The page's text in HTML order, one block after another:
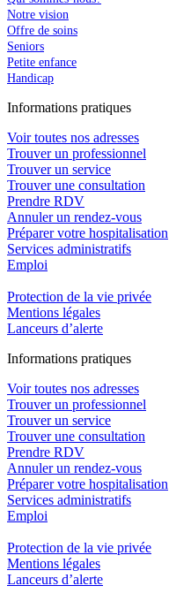
Notre vision
Offre de soins
Seniors
Petite enfance
Handicap
Informations pratiques
Voir toutes nos adresses
Trouver un professionnel
Trouver un service
Trouver une consultation
Prendre RDV
Annuler un rendez-vous
Préparer votre hospitalisation
Services administratifs
Emploi​
Protection de la vie privée
Mentions légales
Lanceurs d’alerte
Informations pratiques
Voir toutes nos adresses
Trouver un professionnel
Trouver un service
Trouver une consultation
Prendre RDV
Annuler un rendez-vous
Préparer votre hospitalisation
Services administratifs
Emploi​
Protection de la vie privée
Mentions légales
Lanceurs d’alerte